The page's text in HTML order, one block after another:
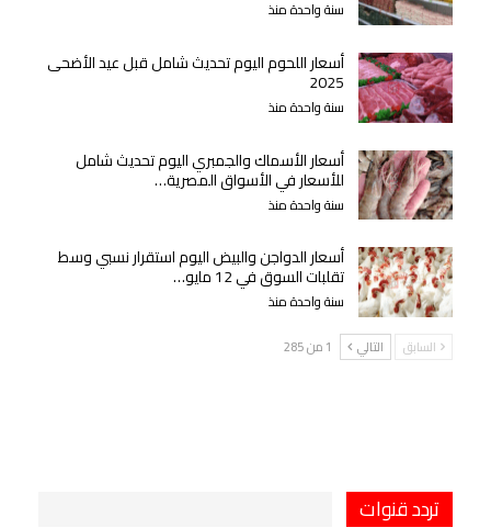
سنة واحدة منذ
أسعار اللحوم اليوم تحديث شامل قبل عيد الأضحى
2025
سنة واحدة منذ
أسعار الأسماك والجمبري اليوم تحديث شامل
للأسعار في الأسواق المصرية…
سنة واحدة منذ
أسعار الدواجن والبيض اليوم استقرار نسبي وسط
تقلبات السوق في 12 مايو…
سنة واحدة منذ
السابق التالي 1 من 285
تردد قنوات